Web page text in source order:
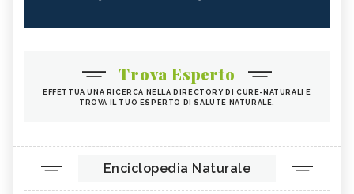
Trova Esperto
EFFETTUA UNA RICERCA NELLA DIRECTORY DI CURE-NATURALI E
TROVA IL TUO ESPERTO DI SALUTE NATURALE.
Enciclopedia Naturale